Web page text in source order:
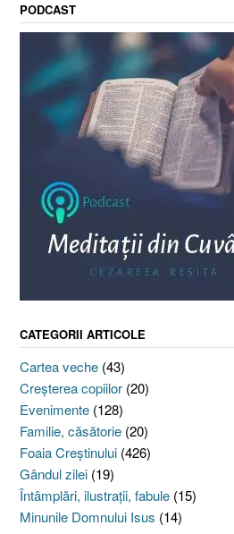
PODCAST
CATEGORII ARTICOLE
Cartea veche (43)
Creşterea copiilor (20)
Evenimente (128)
Familie, căsătorie (20)
Foaia Creştinului (426)
Gândul zilei (19)
Întâmplări, ilustraţii, fabule (15)
Minunile Domnului Isus (14)